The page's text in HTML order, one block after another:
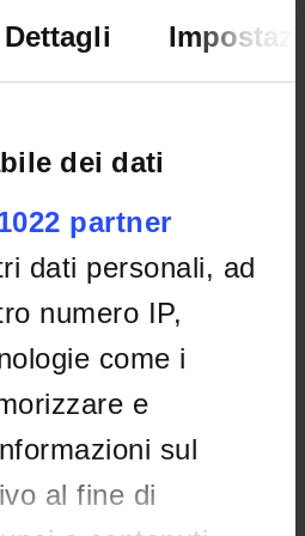
Dettagli
dei dati
partner
dati personali, ad
numero IP,
come i
e
sul
al fine di
E FORMAZIONE